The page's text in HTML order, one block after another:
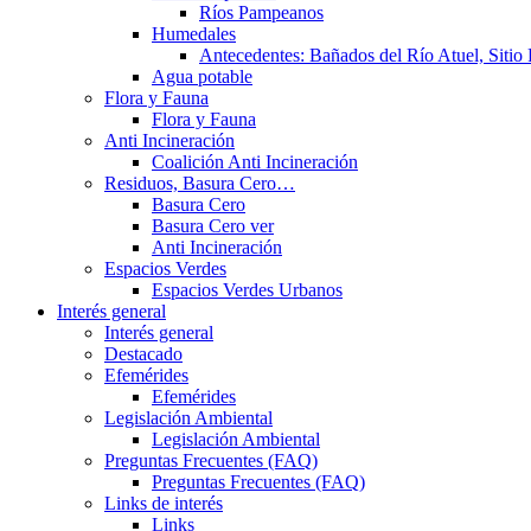
Ríos Pampeanos
Humedales
Antecedentes: Bañados del Río Atuel, Sitio
Agua potable
Flora y Fauna
Flora y Fauna
Anti Incineración
Coalición Anti Incineración
Residuos, Basura Cero…
Basura Cero
Basura Cero ver
Anti Incineración
Espacios Verdes
Espacios Verdes Urbanos
Interés general
Interés general
Destacado
Efemérides
Efemérides
Legislación Ambiental
Legislación Ambiental
Preguntas Frecuentes (FAQ)
Preguntas Frecuentes (FAQ)
Links de interés
Links